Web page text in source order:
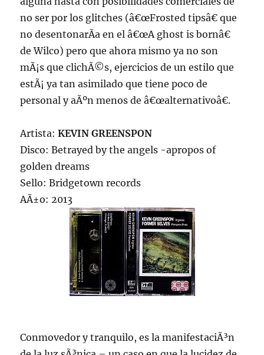
no ser por los glitches (â€œFrosted tipsâ€ que
no desentonarÃ­a en el â€œA ghost is bornâ€
de Wilco) pero que ahora mismo ya no son
mÃ¡s que clichÃ©s, ejercicios de un estilo que
estÃ¡ ya tan asimilado que tiene poco de
personal y aÃºn menos de â€œalternativoâ€.
Artista:KEVIN GREENSPON
Disco: Betrayed by the angels -apropos of
golden dreams
Sello: Bridgetown records
AÃ±o: 2013
Conmovedor y tranquilo, es la manifestaciÃ³n